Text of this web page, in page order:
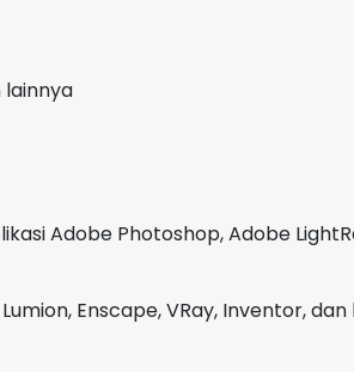
lainnya
Adobe Photoshop, Adobe
Enscape, VRay, Inventor,